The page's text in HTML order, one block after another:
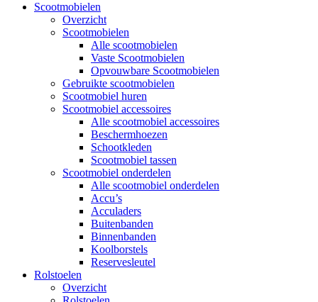
Scootmobielen
Overzicht
Scootmobielen
Alle scootmobielen
Vaste Scootmobielen
Opvouwbare Scootmobielen
Gebruikte scootmobielen
Scootmobiel huren
Scootmobiel accessoires
Alle scootmobiel accessoires
Beschermhoezen
Schootkleden
Scootmobiel tassen
Scootmobiel onderdelen
Alle scootmobiel onderdelen
Accu’s
Acculaders
Buitenbanden
Binnenbanden
Koolborstels
Reservesleutel
Rolstoelen
Overzicht